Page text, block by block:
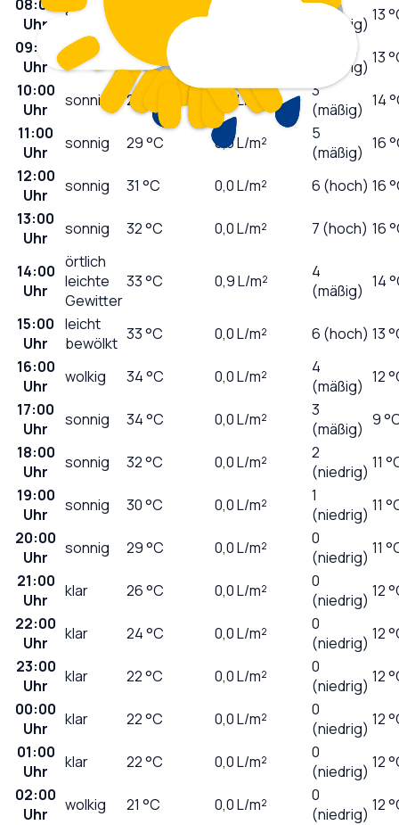
08:00
Uhr
sonnig
1
(niedrig) 13
09:00
Uhr
sonnig 23°C
(niedrig) 13
10:00
Uhr
sonnig 26 L/m²
3
(mäßig) 14
11:00
Uhr
sonnig 29°C 0,0L/m²
5
(mäßig) 16
12:00
Uhr
sonnig 31 °C 0,0L/m² 6 (hoch) 16
13:00
Uhr
sonnig 32°C 0,0L/m² 7 (hoch) 16
14:00
Uhr
örtlich
leichte
Gewitter
33°C 0,9L/m²
4
(mäßig) 14
15:00
Uhr
leicht
bewölkt 33°C 0,0L/m² 6 (hoch) 13
16:00
Uhr
wolkig 34°C 0,0L/m²
4
(mäßig) 12
17:00
Uhr
sonnig 34°C 0,0L/m²
3
(mäßig) 9
18:00
Uhr
sonnig 32°C 0,0L/m²
2
(niedrig) 11
19:00
Uhr
sonnig 30°C 0,0L/m²
1
(niedrig) 11
20:00
Uhr
sonnig 29°C 0,0L/m²
0
(niedrig) 11
21:00
Uhr
klar 26°C 0,0L/m²
0
(niedrig) 12
22:00
Uhr
klar 24°C 0,0L/m²
0
(niedrig) 12
23:00
Uhr
klar 22°C 0,0L/m²
0
(niedrig) 12
00:00
Uhr
klar 22°C 0,0L/m²
0
(niedrig) 12
01:00
Uhr
klar 22°C 0,0L/m²
0
(niedrig) 12
02:00
Uhr
wolkig 21 °C 0,0L/m²
0
(niedrig) 12